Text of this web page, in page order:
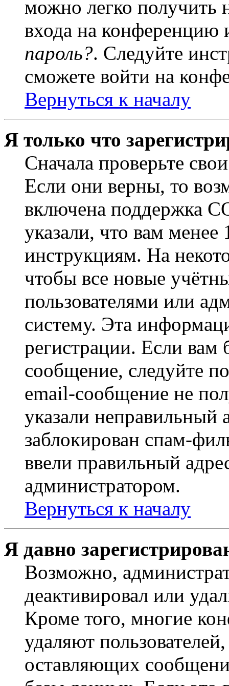
можно легко получить
входа на
пароль?. Следуйте
сможете войти на
Вернуться к началу
Я только что
Сначала проверьте
Если они верны, то
включена поддержка
указали, что вам
инструкциям. На
чтобы все новые
пользователями или
систему. Эта
регистрации. Если
сообщение, следуйте
email-сообщение не
указали неправильный
заблокирован спам-
ввели правильный
администратором.
Вернуться к началу
Я давно
Возможно,
деактивировал или
Кроме того, многие
удаляют
оставляющих